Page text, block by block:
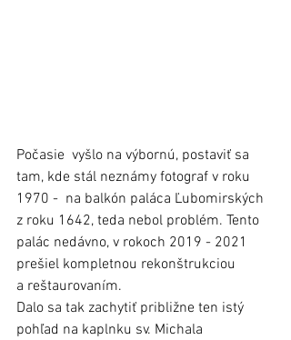
Počasie  vyšlo na výbornú, postaviť sa
tam, kde stál neznámy fotograf v roku
1970 -  na balkón paláca Ľubomirských
z roku 1642, teda nebol problém. Tento
palác nedávno, v rokoch 2019 - 2021
prešiel kompletnou rekonštrukciou
a reštaurovaním.
Dalo sa tak zachytiť približne ten istý
pohľad na kaplnku sv. Michala